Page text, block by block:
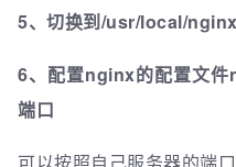
5、切换到/usr/local/
6、配置nginx的配置文
端口
可以按照自己服务器的端